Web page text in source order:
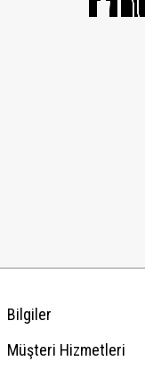
Bilgiler
Müşteri Hizmetleri